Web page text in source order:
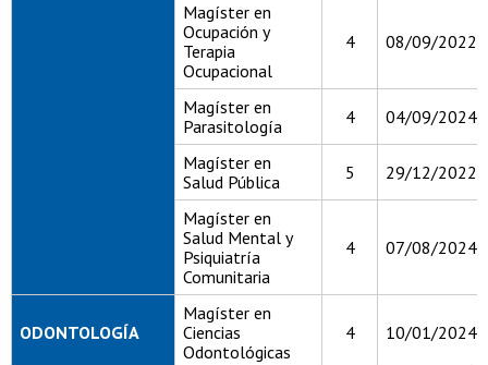
Magíster en
Ocupación y
Terapia
Ocupacional
4 08/09/2022
Magíster en
Parasitología
4 04/09/2024
Magíster en
Salud Pública
5 29/12/2022
Magíster en
Salud Mental y
Psiquiatría
Comunitaria
4 07/08/2024
ODONTOLOGÍA
Magíster en
Ciencias
Odontológicas
4 10/01/2024